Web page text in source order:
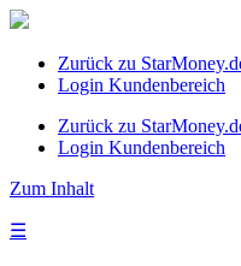
Zurück zu
Login Kundenbereich
Zurück zu
Login Kundenbereich
Zum Inhalt
☰